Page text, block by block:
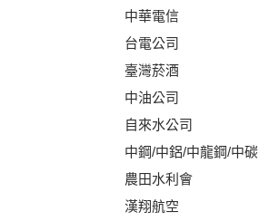
中華電信
台電公司
臺灣菸酒
中油公司
自來水公司
中鋼/中鋁/中龍鋼/中碳
農田水利會
漢翔航空